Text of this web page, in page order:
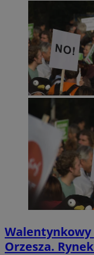
Orzesza.